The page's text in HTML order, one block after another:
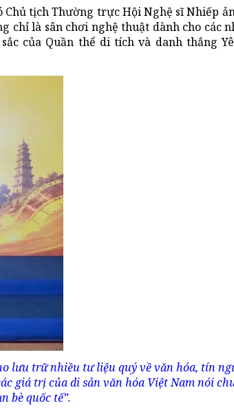
tịch Thường trực Hội Nghệ sĩ Nhiếp
chỉ là sân chơi nghệ thuật dành cho các
của Quần thể di tích và danh thắng
lưu trữ nhiều tư liệu quý về văn hóa, tín
giá trị của di sản văn hóa Việt Nam nói
bè quốc tế”.